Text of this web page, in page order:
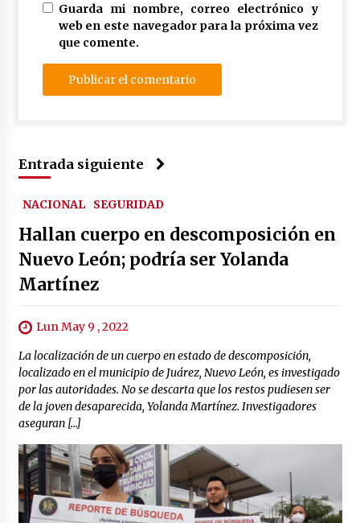
Guarda mi nombre, correo electrónico y
web en este navegador para la próxima vez
que comente.
Entrada siguiente
NACIONAL SEGURIDAD
Hallan cuerpo en descomposición en
Nuevo León; podría ser Yolanda
Martínez
Lun May 9 , 2022
La localización de un cuerpo en estado de descomposición,
localizado en el municipio de Juárez, Nuevo León, es investigado
por las autoridades. No se descarta que los restos pudiesen ser
de la joven desaparecida, Yolanda Martínez. Investigadores
aseguran […]